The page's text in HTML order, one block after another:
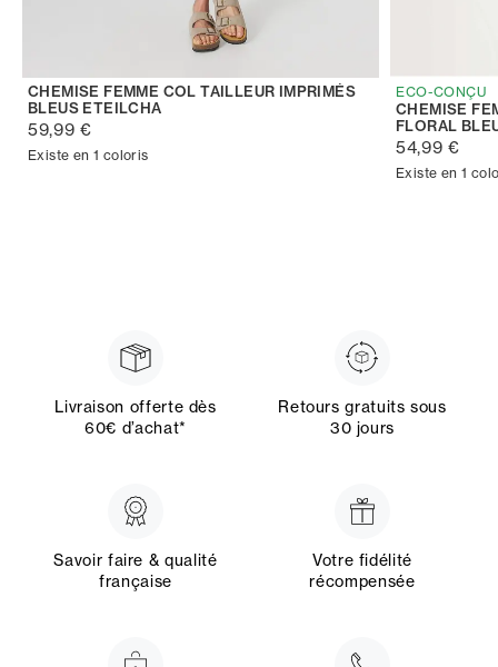
CHEMISE FEMME COL TAILLEUR IMPRIMÉS
BLEUS ETEILCHA
59,99 €
Existe en 1 coloris
ECO-CONÇU
CHEMISE
FLORAL
54,99 €
Existe en 1
Livraison offerte dès
60€ d’achat*
Retours gratuits sous
30 jours
Savoir faire & qualité
française
Votre fidélité
récompensée